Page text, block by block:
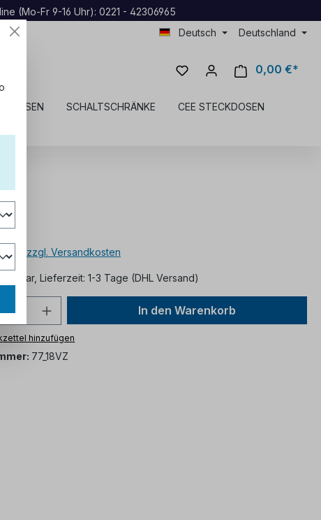
(Mo-Fr 9-16 Uhr): 0221 - 42306965
Deutsch
Deutschland
0,00 €*
SCHALTSCHRÄNKE CEE STECKDOSEN
zzgl. Versandkosten
Lieferzeit: 1-3 Tage (DHL Versand)
In den Warenkorb
hinzufügen
77_18VZ